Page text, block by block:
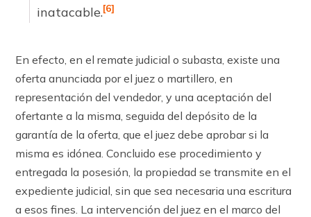
inatacable.[6]
En efecto, en el remate judicial o subasta, existe una
oferta anunciada por el juez o martillero, en
representación del vendedor, y una aceptación del
ofertante a la misma, seguida del depósito de la
garantía de la oferta, que el juez debe aprobar si la
misma es idónea. Concluido ese procedimiento y
entregada la posesión, la propiedad se transmite en el
expediente judicial, sin que sea necesaria una escritura
a esos fines. La intervención del juez en el marco del